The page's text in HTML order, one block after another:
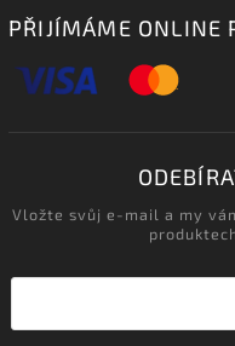
PŘIJÍMÁME ONLINE
Vložte svůj e-mail a my